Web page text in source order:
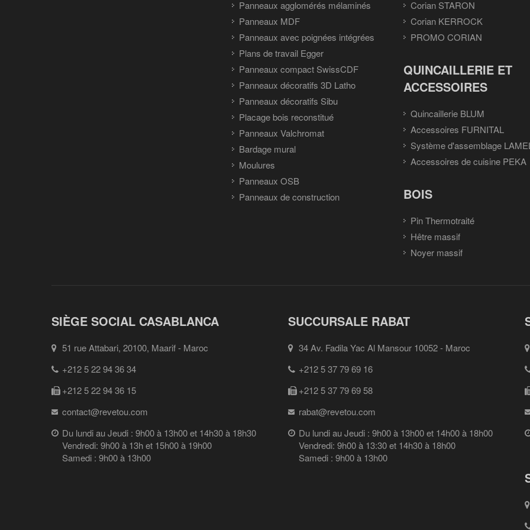
Panneaux agglomérés mélaminés
Panneaux MDF
Panneaux avec poignées intégrées
Plans de travail Egger
Panneaux compact SwissCDF
Panneaux décoratifs 3D Latho
Panneaux décoratifs Sibu
Placage bois reconstitué
Panneaux Valchromat
Bardage mural
Moulures
Panneaux OSB
Panneaux de construction
Corian STARON
Corian KERROCK
PROMO CORIAN
QUINCAILLERIE ET
ACCESSOIRES
Quincaillerie BLUM
Accessoires FURNITAL
Système d'assemblage
Accessoires de cuisine PEKA
BOIS
Pin Thermotraité
Hêtre massif
Noyer massif
SIÈGE SOCIAL CASABLANCA
51 rue Attabari, 20100, Maarif - Maroc
+212 5 22 94 36 34
+212 5 22 94 36 15
contact@revetou.com
Du lundi au Jeudi : 9h00 à 13h00 et 14h30 à 18h30
Vendredi: 9h00 à 13h et 15h00 à 19h00
Samedi : 9h00 à 13h00
SUCCURSALE RABAT
34 Av. Fadila Yac Al Mansour 10052 - Maroc
+212 5 37 79 69 16
+212 5 37 79 69 58
rabat@revetou.com
Du lundi au Jeudi : 9h00 à 13h00 et 14h00 à 18h00
Vendredi: 9h00 à 13:30 et 14h30 à 18h00
Samedi : 9h00 à 13h00